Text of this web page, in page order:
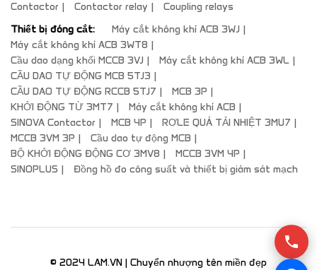
Contactor
Contactor relay
Coupling relays
Thiết bị đóng cắt:
Máy cắt không khí ACB 3WJ
Máy cắt không khí ACB 3WT8
Cầu dao dạng khối MCCB 3VJ
Máy cắt không khí ACB 3WL
CẦU DAO TỰ ĐỘNG MCB 5TJ3
CẦU DAO TỰ ĐỘNG RCCB 5TJ7
MCB 3P
KHỞI ĐỘNG TỪ 3MT7
Máy cắt không khí ACB
SINOVA Contactor
MCB 4P
RƠLE QUÁ TẢI NHIỆT 3MU7
MCCB 3VM 3P
Cầu dao tự động MCB
BỘ KHỞI ĐỘNG ĐỘNG CƠ 3MV8
MCCB 3VM 4P
SINOPLUS
Đồng hồ đo công suất và thiết bị giám sát mạch
© 2024 LAM.VN | Chuyển nhượng tên miền đẹp